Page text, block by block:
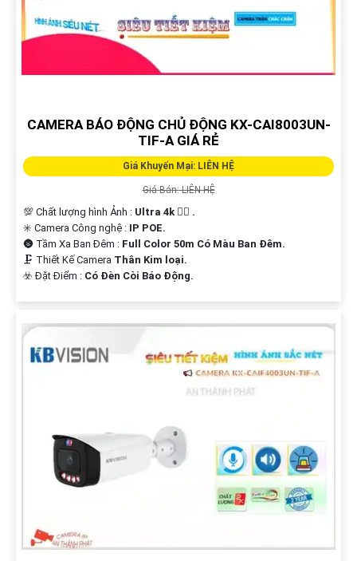
CAMERA BÁO ĐỘNG CHỦ ĐỘNG KX-CAI8003UN-
TIF-A GIÁ RẺ
Giá Khuyến Mại: LIÊN HỆ
Giá Bán: LIÊN HỆ
💯 Chất lượng hình Ảnh : Ultra 4k 👍🏾 .
✳️ Camera Công nghệ : IP POE.
🌚 Tầm Xa Ban Đêm : Full Color 50m Có Màu Ban Ðêm.
🗜️ Thiết Kế Camera Thân Kim loại.
️☣️ Đặt Điểm : Có Ðèn Còi Báo Động.